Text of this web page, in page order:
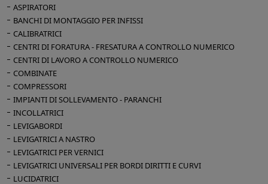
ASPIRATORI
BANCHI DI MONTAGGIO PER INFISSI
CALIBRATRICI
CENTRI DI FORATURA - FRESATURA A CONTROLLO NUMERICO
CENTRI DI LAVORO A CONTROLLO NUMERICO
COMBINATE
COMPRESSORI
IMPIANTI DI SOLLEVAMENTO - PARANCHI
INCOLLATRICI
LEVIGABORDI
LEVIGATRICI A NASTRO
LEVIGATRICI PER VERNICI
LEVIGATRICI UNIVERSALI PER BORDI DIRITTI E CURVI
LUCIDATRICI